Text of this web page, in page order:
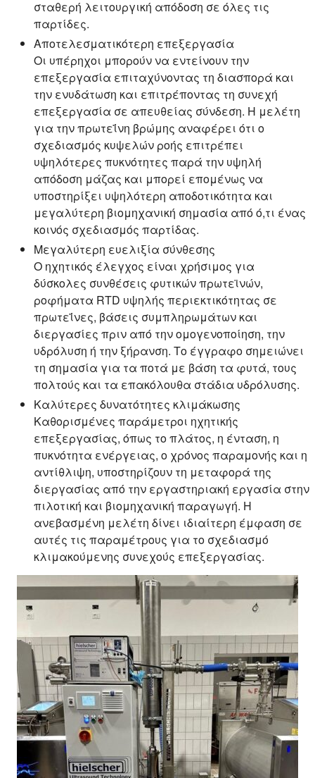
σταθερή λειτουργική απόδοση σε όλες τις
παρτίδες.
Αποτελεσματικότερη επεξεργασία
Οι υπέρηχοι μπορούν να εντείνουν την
επεξεργασία επιταχύνοντας τη διασπορά και
την ενυδάτωση και επιτρέποντας τη συνεχή
επεξεργασία σε απευθείας σύνδεση. Η μελέτη
για την πρωτεΐνη βρώμης αναφέρει ότι ο
σχεδιασμός κυψελών ροής επιτρέπει
υψηλότερες πυκνότητες παρά την υψηλή
απόδοση μάζας και μπορεί επομένως να
υποστηρίξει υψηλότερη αποδοτικότητα και
μεγαλύτερη βιομηχανική σημασία από ό,τι ένας
κοινός σχεδιασμός παρτίδας.
Μεγαλύτερη ευελιξία σύνθεσης
Ο ηχητικός έλεγχος είναι χρήσιμος για
δύσκολες συνθέσεις φυτικών πρωτεϊνών,
ροφήματα RTD υψηλής περιεκτικότητας σε
πρωτεΐνες, βάσεις συμπληρωμάτων και
διεργασίες πριν από την ομογενοποίηση, την
υδρόλυση ή την ξήρανση. Το έγγραφο σημειώνει
τη σημασία για τα ποτά με βάση τα φυτά, τους
πολτούς και τα επακόλουθα στάδια υδρόλυσης.
Καλύτερες δυνατότητες κλιμάκωσης
Καθορισμένες παράμετροι ηχητικής
επεξεργασίας, όπως το πλάτος, η ένταση, η
πυκνότητα ενέργειας, ο χρόνος παραμονής και η
αντίθλιψη, υποστηρίζουν τη μεταφορά της
διεργασίας από την εργαστηριακή εργασία στην
πιλοτική και βιομηχανική παραγωγή. Η
ανεβασμένη μελέτη δίνει ιδιαίτερη έμφαση σε
αυτές τις παραμέτρους για το σχεδιασμό
κλιμακούμενης συνεχούς επεξεργασίας.